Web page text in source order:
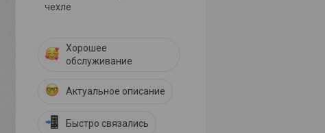
чехле
Хорошее
обслуживание
Актуальное описание
Быстро связались